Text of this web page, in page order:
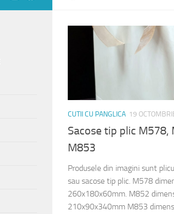
CUTII CU PANGLICA 19
Sacose tip plic M578,
M853
Produsele din imagini sunt
sau sacose tip plic. M578
260x180x60mm. M852
210x90x340mm M853